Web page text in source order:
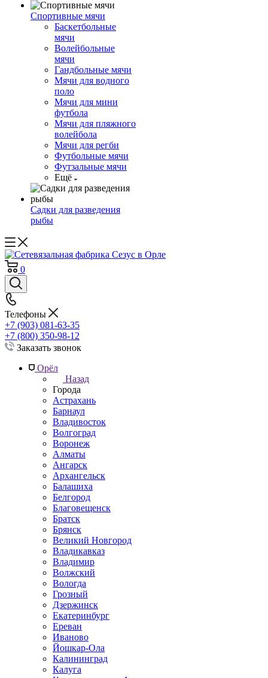
Спортивные мячи
Баскетбольные
мячи
Волейбольные
мячи
Гандбольные мячи
Мячи для водного
поло
Мячи для мини
футбола
Мячи для пляжного
волейбола
Мячи для регби
Футбольные мячи
Футзальные мячи
Ещё
Садки для разведения
рыбы
0
Телефоны
+7 (903) 081-63-35
+7 (800) 350-98-12
Заказать звонок
Орёл
Назад
Города
Астрахань
Барнаул
Владивосток
Волгоград
Воронеж
Алматы
Ангарск
Архангельск
Балашиха
Белгород
Благовещенск
Братск
Брянск
Великий Новгород
Владикавказ
Владимир
Волжский
Вологда
Грозный
Дзержинск
Екатеринбург
Ереван
Иваново
Йошкар-Ола
Калининград
Калуга